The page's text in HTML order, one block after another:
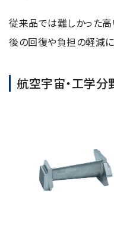
従来品では難しかった高
後の回復や負担の軽減に
航空宇宙・工学分